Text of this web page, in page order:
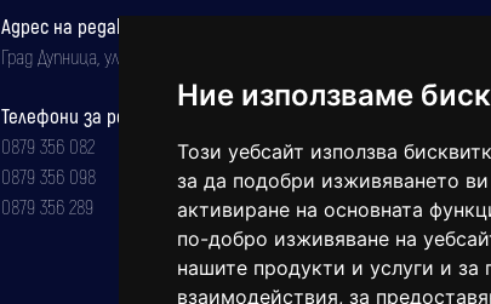
Ние използваме
Този уебсайт използва
за да подобри изживяването
активиране на основната
по-добро изживяване на
нашите продукти и услуги и за
взаимодействия, за
Адрес на редакцията
Град Дупница, ул.''Христо Ботев" 43
Телефони за реклама и абонаменти
0879 356 082
0879 356 098
0879 356 289